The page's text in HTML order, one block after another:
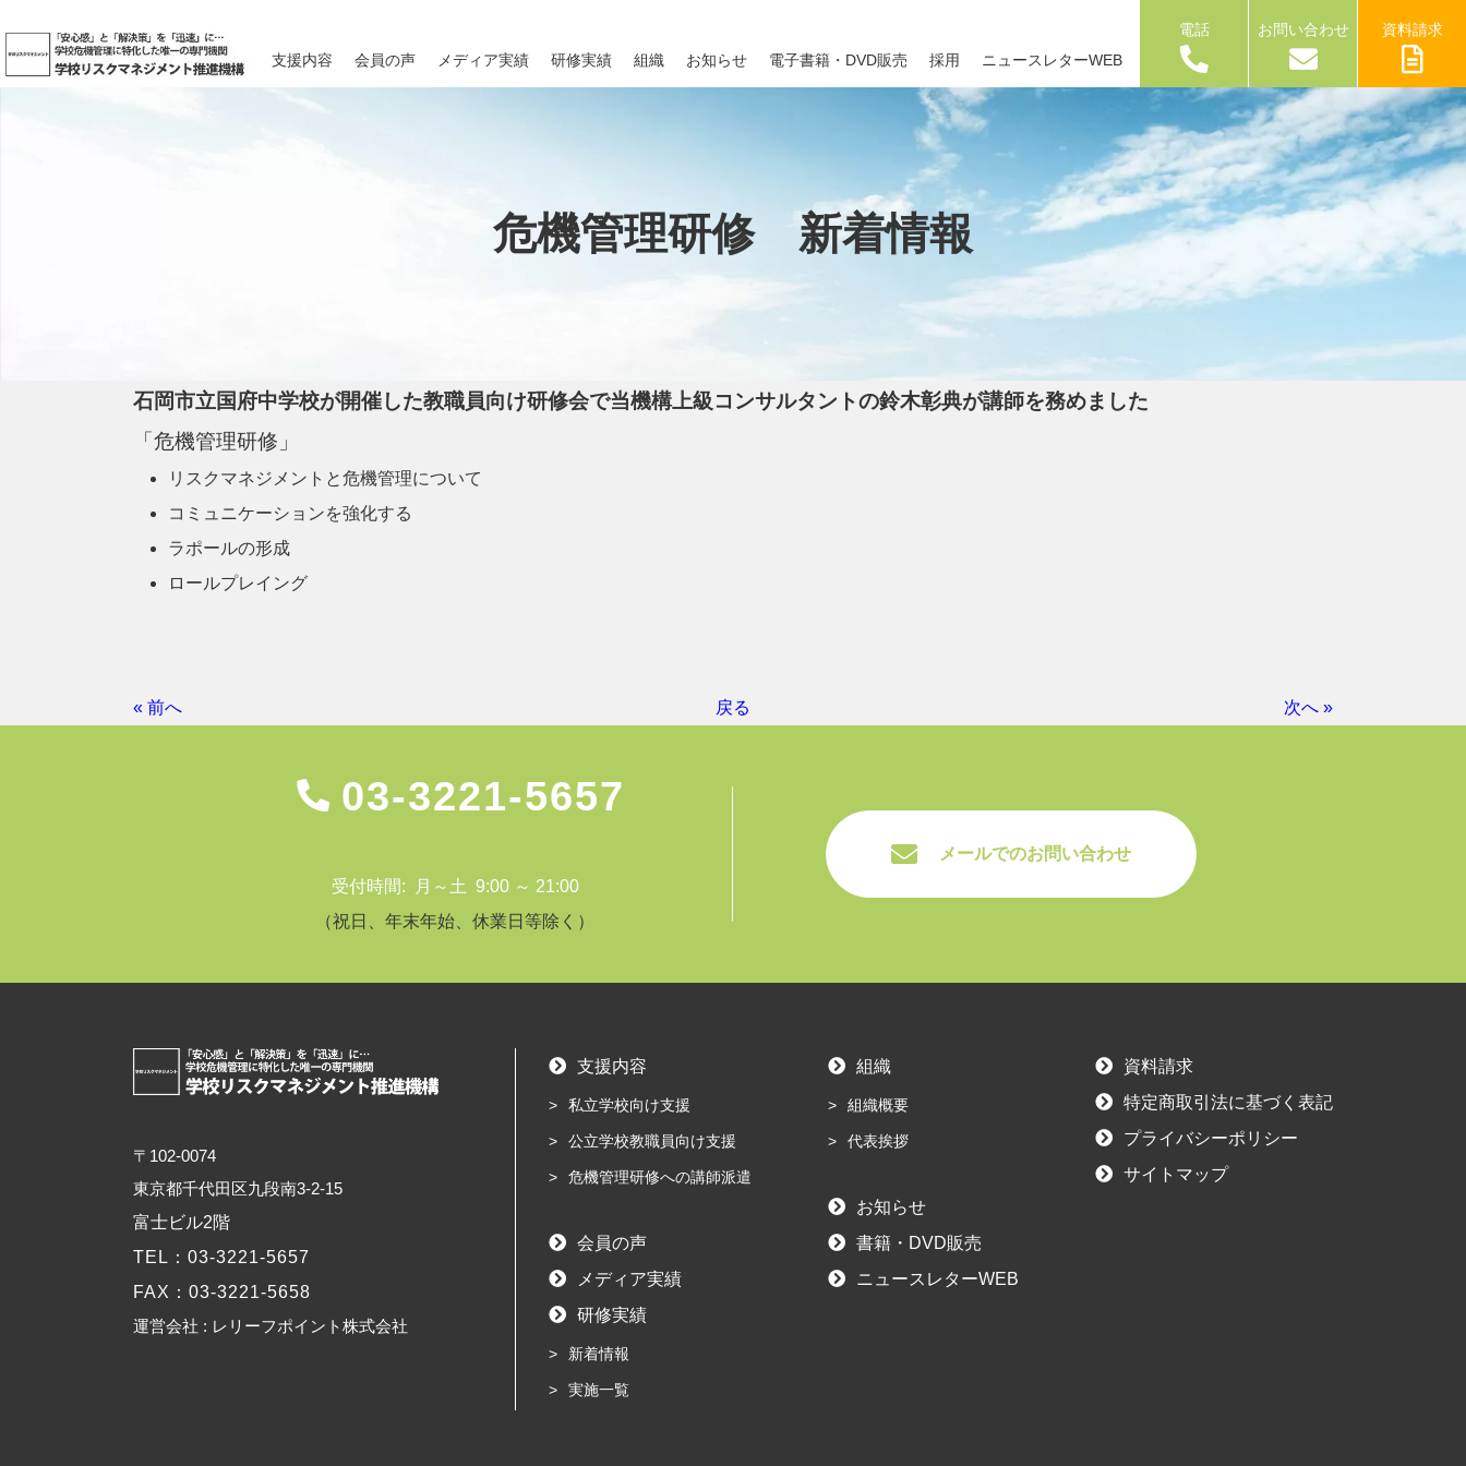
支援内容 会員の声 メディア実績 研修実績 組織 お知らせ 電子書籍・DVD販売 採用 ニュースレターWEB
電話 お問い合わせ 資料請求
危機管理研修 新着情報
石岡市立国府中学校が開催した教職員向け研修会で当機構上級コンサルタントの鈴木彰典が講師を務めました
「危機管理研修」
リスクマネジメントと危機管理について
コミュニケーションを強化する
ラポールの形成
ロールプレイング
« 前へ 戻る 次へ »
03-3221-5657
受付時間: 月～土 9:00 ～ 21:00
（祝日、年末年始、休業日等除く）
メールでのお問い合わせ
〒102-0074
東京都千代田区九段南3-2-15
富士ビル2階
TEL ：03-3221-5657
FAX ：03-3221-5658
運営会社 : レリーフポイント株式会社
支援内容
私立学校向け支援
公立学校教職員向け支援
危機管理研修への講師派遣
会員の声
メディア実績
研修実績
新着情報
実施一覧
組織
組織概要
代表挨拶
お知らせ
書籍・DVD販売
ニュースレターWEB
資料請求
特定商取引法に基づく表記
プライバシーポリシー
サイトマップ